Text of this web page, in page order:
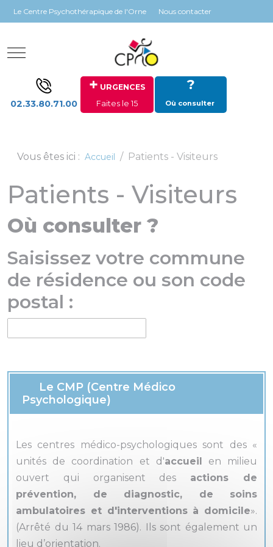
Panneau de gestion des cookies
Le Centre Psychothérapique de l'Orne Nous contacter
Mobile Menu Toggle
02.33.80.71.00
+ URGENCES
Faites le 15
?
Où consulter
Vous êtes ici : Accueil Patients - Visiteurs
Patients - Visiteurs
Où consulter ?
Saisissez votre commune
de résidence ou son code
postal :
Le CMP (Centre Médico
Psychologique)
Les centres médico-psychologiques sont des «
unités de coordination et d'accueil en milieu
ouvert qui organisent des actions de
prévention, de diagnostic, de soins
ambulatoires et d'interventions à domicile».
(Arrêté du 14 mars 1986). Ils sont également un
lieu d’orientation.